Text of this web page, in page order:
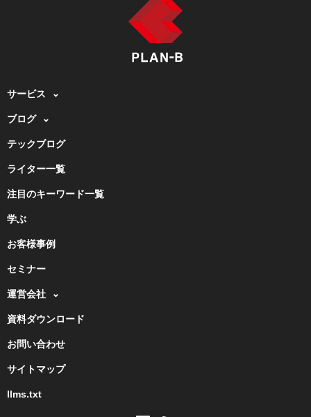
サービス
ブログ
テックブログ
ライター一覧
注目のキーワード一覧
学ぶ
お客様事例
セミナー
運営会社
資料ダウンロード
お問い合わせ
サイトマップ
llms.txt